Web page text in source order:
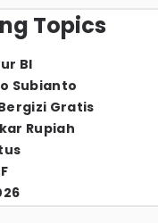
Topics
BI
Subianto
Gratis
Rupiah